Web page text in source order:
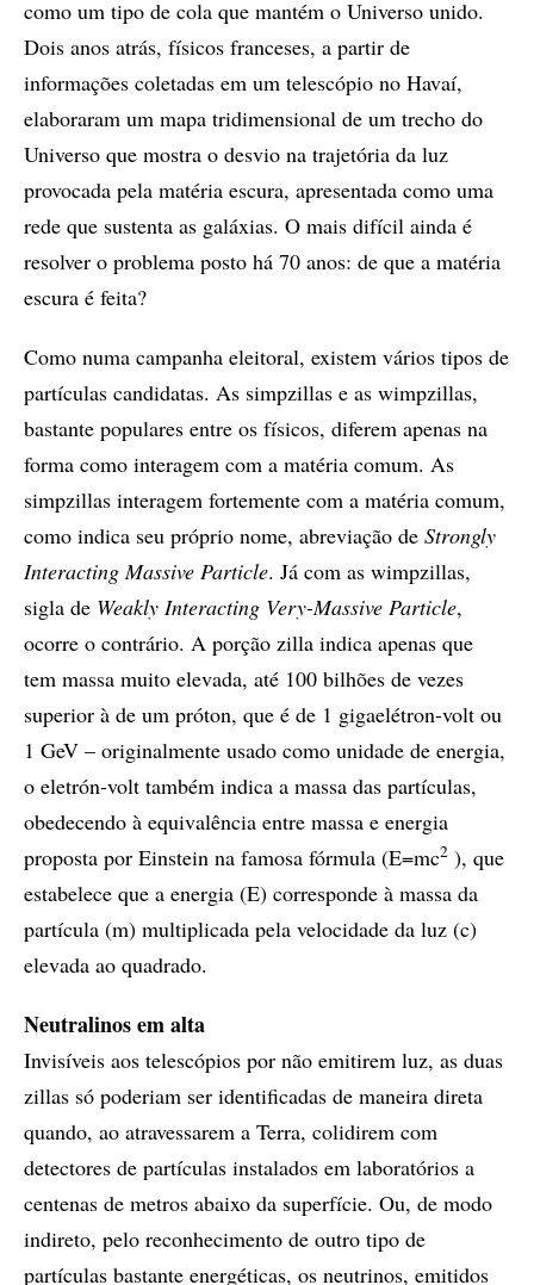
como um tipo de cola que mantém o Universo unido.
Dois anos atrás, físicos franceses, a partir de
informações coletadas em um telescópio no Havaí,
elaboraram um mapa tridimensional de um trecho do
Universo que mostra o desvio na trajetória da luz
provocada pela matéria escura, apresentada como uma
rede que sustenta as galáxias. O mais difícil ainda é
resolver o problema posto há 70 anos: de que a matéria
escura é feita?
Como numa campanha eleitoral, existem vários tipos de
partículas candidatas. As simpzillas e as wimpzillas,
bastante populares entre os físicos, diferem apenas na
forma como interagem com a matéria comum. As
simpzillas interagem fortemente com a matéria comum,
como indica seu próprio nome, abreviação de Strongly
Interacting Massive Particle. Já com as wimpzillas,
sigla de Weakly Interacting Very-Massive Particle,
ocorre o contrário. A porção zilla indica apenas que
tem massa muito elevada, até 100 bilhões de vezes
superior à de um próton, que é de 1 gigaelétron-volt ou
1 GeV – originalmente usado como unidade de energia,
o eletrón-volt também indica a massa das partículas,
obedecendo à equivalência entre massa e energia
proposta por Einstein na famosa fórmula (E=mc2 ), que
estabelece que a energia (E) corresponde à massa da
partícula (m) multiplicada pela velocidade da luz (c)
elevada ao quadrado.
Neutralinos em alta
Invisíveis aos telescópios por não emitirem luz, as duas
zillas só poderiam ser identificadas de maneira direta
quando, ao atravessarem a Terra, colidirem com
detectores de partículas instalados em laboratórios a
centenas de metros abaixo da superfície. Ou, de modo
indireto, pelo reconhecimento de outro tipo de
partículas bastante energéticas, os neutrinos, emitidos